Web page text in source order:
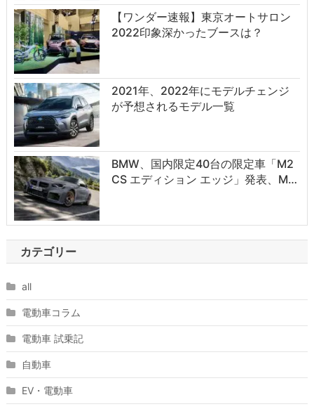
【ワンダー速報】東京オートサロン
2022印象深かったブースは？
2021年、2022年にモデルチェンジ
が予想されるモデル一覧
BMW、国内限定40台の限定車「M2
CS エディション エッジ」発表、M…
カテゴリー
all
電動車コラム
電動車 試乗記
自動車
EV・電動車